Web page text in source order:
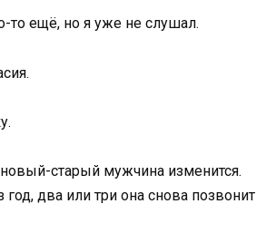
то ещё, но я уже не слушал.
старый мужчина изменится.
два или три она снова позвонит